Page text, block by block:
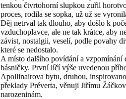
tenkou čtvrtohorní slupkou zuřil
proces, rodila se sopka, už už se
Děj netrval tak dlouho, aby došlo k
vzduchoplavce, ale ne tak krátce, aby
závist, nostalgii, veselí, podle povahy
které se nedostalo.
A místo dalšího povídání a vzpomínání
básničky. První líčí výše uvedenou
Apollinairova bytu, druhou,
překlady Préverta, věnuji Jiřímu
narozeninám.